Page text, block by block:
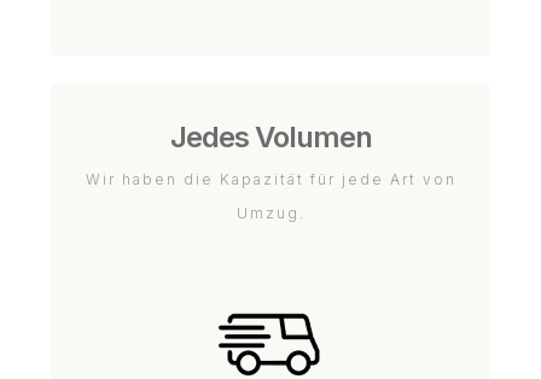
Jedes Volumen
Wir haben die Kapazität für jede Art von
Umzug.